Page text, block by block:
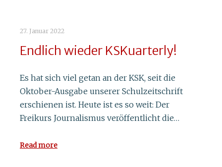
27. Januar 2022
Endlich wieder KSKuarterly!
Es hat sich viel getan an der KSK, seit die
Oktober-Ausgabe unserer Schulzeitschrift
erschienen ist. Heute ist es so weit: Der
Freikurs Journalismus veröffentlicht die…
Read more